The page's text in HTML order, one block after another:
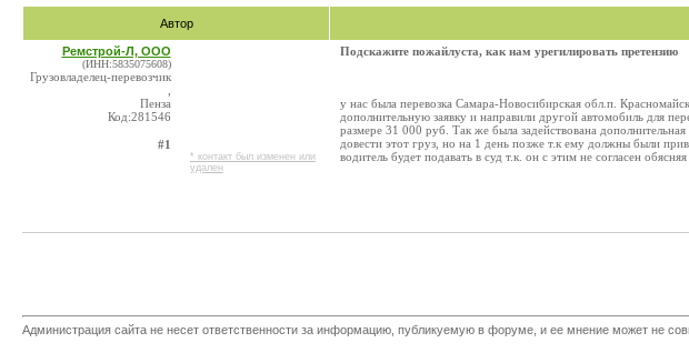
Автор
Ремстрой-Л, ООО
(ИНН:5835075608)
Грузовладелец-перевозчик
Пенза
Код:281546
#1
* контакт был изменен или
удален
Подскажите пожайлуста, как нам урегилировать претензию
у нас была перевозка Самара-Новосибирская обл.п.
дополнительную заявку и направили другой автомобиль для
размере 31 000 руб. Так же была задействована
довести этот груз, но на 1 день позже т.к ему должны были
водитель будет подавать в суд т.к. он с этим не согласен
Администрация сайта не несет ответственности за информацию, публикуемую в форуме, и ее мнение может не